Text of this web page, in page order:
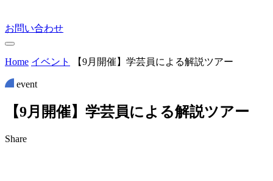
お問い合わせ
Home イベント 【9月開催】学芸員による解説ツアー
event
【9月 開催】 学芸員によ る解説ツアー
Share